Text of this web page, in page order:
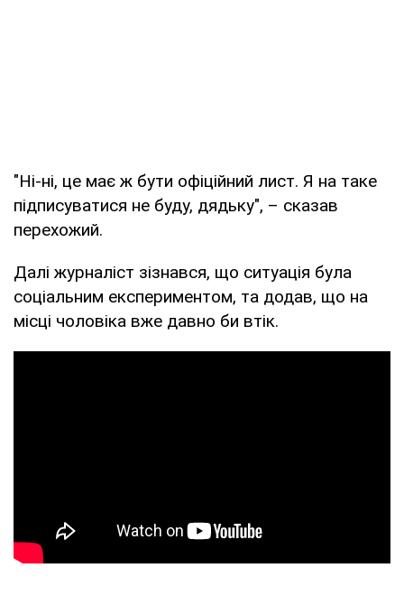
"Ні-ні, це має ж бути офіційний лист. Я на таке
підписуватися не буду, дядьку", – сказав
перехожий.
Далі журналіст зізнався, що ситуація була
соціальним експериментом, та додав, що на
місці чоловіка вже давно би втік.